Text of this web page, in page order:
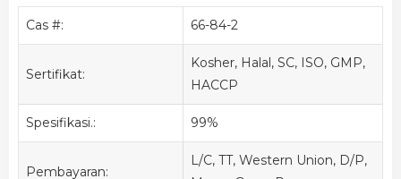
Cas #: 66-84-2
Sertifikat:
Kosher, Halal, SC, ISO, GMP,
HACCP
Spesifikasi.: 99%
Pembayaran:
L/C, TT, Western Union, D/P,